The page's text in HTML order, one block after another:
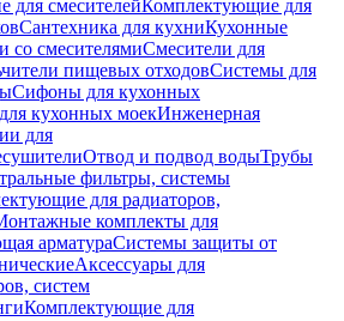
для смесителейКомплектующие для
Сантехника для кухниКухонные
со смесителямиСмесители для
пищевых отходовСистемы для
Сифоны для кухонных
кухонных моекИнженерная
для
Отвод и подвод водыТрубы
фильтры, системы
для радиаторов,
комплекты для
арматураСистемы защиты от
Аксессуары для
систем
Комплектующие для